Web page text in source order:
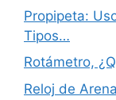
Propipeta:
Tipos…
Rotámetro,
Reloj de